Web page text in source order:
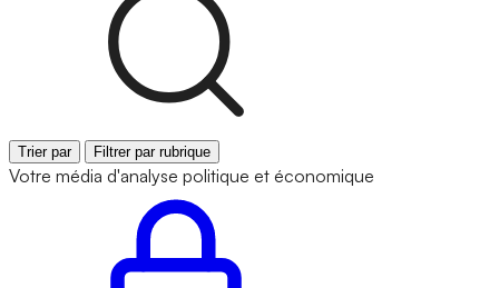
Trier par Filtrer par rubrique
Votre média d'analyse politique et économique